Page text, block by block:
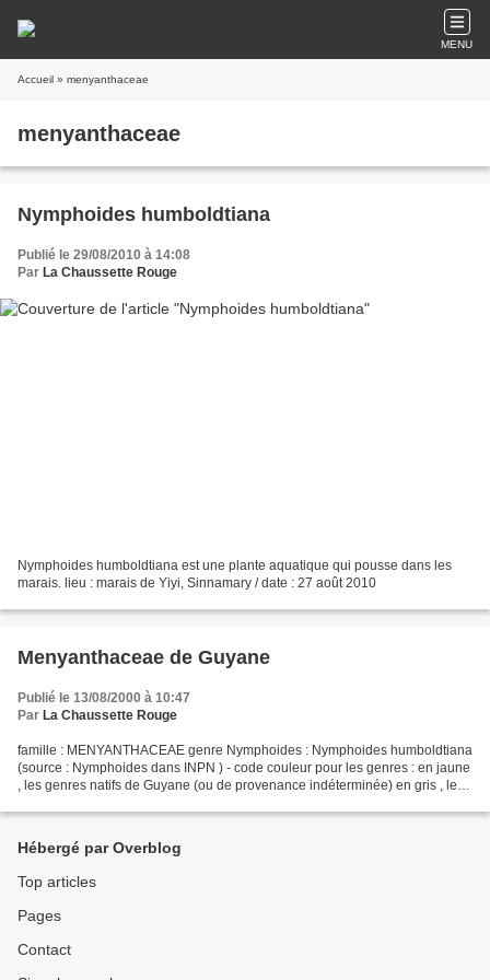
MENU
Accueil » menyanthaceae
menyanthaceae
Nymphoides humboldtiana
Publié le 29/08/2010 à 14:08
Par La Chaussette Rouge
Nymphoides humboldtiana est une plante aquatique qui pousse dans les
marais. lieu : marais de Yiyi, Sinnamary / date : 27 août 2010
Menyanthaceae de Guyane
Publié le 13/08/2000 à 10:47
Par La Chaussette Rouge
famille : MENYANTHACEAE genre Nymphoides : Nymphoides humboldtiana
(source : Nymphoides dans INPN ) - code couleur pour les genres : en jaune
, les genres natifs de Guyane (ou de provenance indéterminée) en gris , les
Hébergé par Overblog
Top articles
Pages
Contact